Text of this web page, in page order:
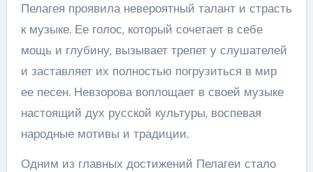
Пелагея проявила невероятный талант и страсть
к музыке. Ее голос, который сочетает в себе
мощь и глубину, вызывает трепет у слушателей
и заставляет их полностью погрузиться в мир
ее песен. Невзорова воплощает в своей музыке
настоящий дух русской культуры, воспевая
народные мотивы и традиции.
Одним из главных достижений Пелагеи стало